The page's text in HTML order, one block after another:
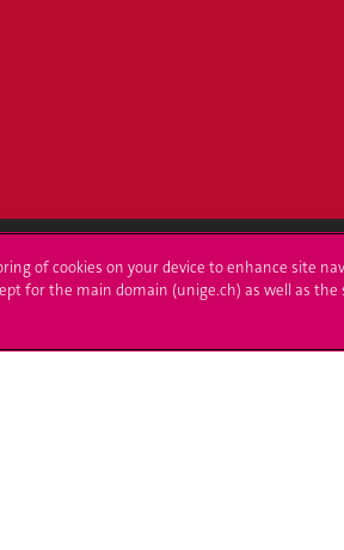
S'inscrire à l'UNIGE
Immatriculations
of cookies on your device to enhance site
for the main domain (unige.ch) as well as the